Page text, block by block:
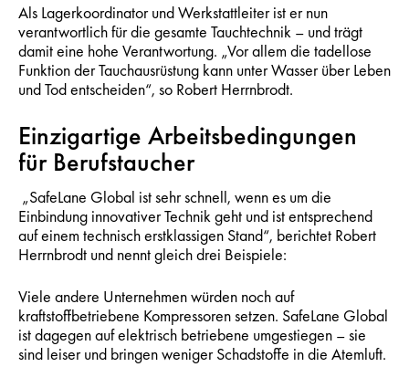
Als Lagerkoordinator und Werkstattleiter ist er nun
verantwortlich für die gesamte Tauchtechnik – und trägt
damit eine hohe Verantwortung. „Vor allem die tadellose
Funktion der Tauchausrüstung kann unter Wasser über Leben
und Tod entscheiden“, so Robert Herrnbrodt.
Einzigartige Arbeitsbedingungen
für Berufstaucher
„SafeLane Global ist sehr schnell, wenn es um die
Einbindung innovativer Technik geht und ist entsprechend
auf einem technisch erstklassigen Stand“, berichtet Robert
Herrnbrodt und nennt gleich drei Beispiele:
Viele andere Unternehmen würden noch auf
kraftstoffbetriebene Kompressoren setzen. SafeLane Global
ist dagegen auf elektrisch betriebene umgestiegen – sie
sind leiser und bringen weniger Schadstoffe in die Atemluft.